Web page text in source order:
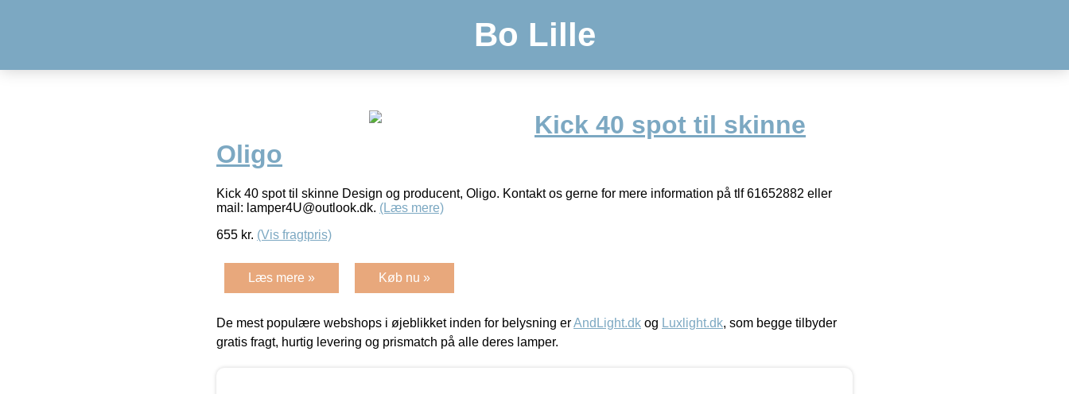
Bo Lille
Kick 40 spot til skinne
Oligo
Kick 40 spot til skinne Design og producent, Oligo. Kontakt os gerne for mere information på tlf 61652882 eller
mail: lamper4U@outlook.dk. (Læs mere)
655 kr. (Vis fragtpris)
Læs mere » Køb nu »
De mest populære webshops i øjeblikket inden for belysning erAndLight.dk og Luxlight.dk, som begge tilbyder
gratis fragt, hurtig levering og prismatch på alle deres lamper.